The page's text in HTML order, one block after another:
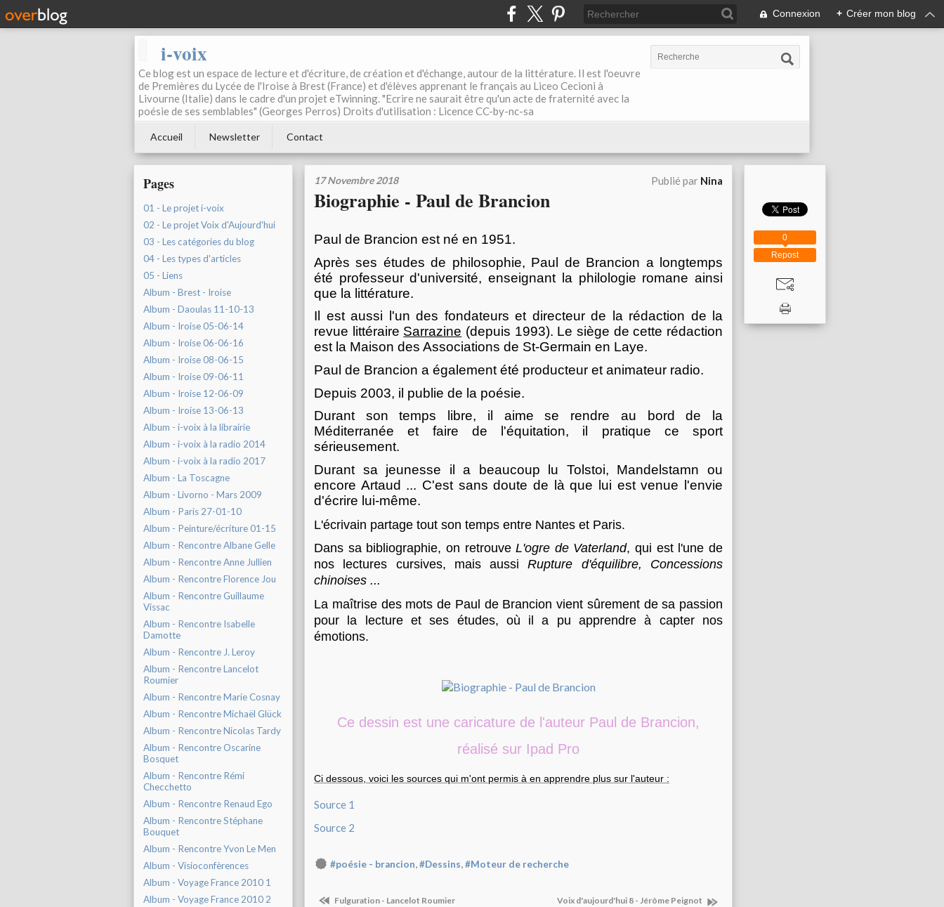
Connexion + Créer mon blog
i-voix
Ce blog est un espace de lecture et d'écriture, de création et d'échange, autour de la littérature. Il est l'oeuvre
de Premières du Lycée de l'Iroise à Brest (France) et d'élèves apprenant le français au Liceo Cecioni à
Livourne (Italie) dans le cadre d'un projet eTwinning. "Ecrire ne saurait être qu'un acte de fraternité avec la
poésie de ses semblables" (Georges Perros) Droits d'utilisation : Licence CC-by-nc-sa
Accueil Newsletter Contact
Pages
01 - Le projet i-voix
02 - Le projet Voix d'Aujourd'hui
03 - Les catégories du blog
04 - Les types d'articles
05 - Liens
Album - Brest - Iroise
Album - Daoulas 11-10-13
Album - Iroise 05-06-14
Album - Iroise 06-06-16
Album - Iroise 08-06-15
Album - Iroise 09-06-11
Album - Iroise 12-06-09
Album - Iroise 13-06-13
Album - i-voix à la librairie
Album - i-voix à la radio 2014
Album - i-voix à la radio 2017
Album - La Toscagne
Album - Livorno - Mars 2009
Album - Paris 27-01-10
Album - Peinture/écriture 01-15
Album - Rencontre Albane Gelle
Album - Rencontre Anne Jullien
Album - Rencontre Florence Jou
Album - Rencontre Guillaume
Vissac
Album - Rencontre Isabelle
Damotte
Album - Rencontre J. Leroy
Album - Rencontre Lancelot
Roumier
Album - Rencontre Marie Cosnay
Album - Rencontre Michaël Glück
Album - Rencontre Nicolas Tardy
Album - Rencontre Oscarine
Bosquet
Album - Rencontre Rémi
Checchetto
Album - Rencontre Renaud Ego
Album - Rencontre Stéphane
Bouquet
Album - Rencontre Yvon Le Men
Album - Visioconfèrences
Album - Voyage France 2010 1
Album - Voyage France 2010 2
17 Novembre 2018 Publié par Nina
Biographie - Paul de Brancion
Paul de Brancion est né en 1951.
Après ses études de philosophie, Paul de Brancion a longtemps
été professeur d'université, enseignant la philologie romane ainsi
que la littérature.
Il est aussi l'un des fondateurs et directeur de la rédaction de la
revue littéraire Sarrazine (depuis 1993). Le siège de cette rédaction
est la Maison des Associations de St-Germain en Laye.
Paul de Brancion a également été producteur et animateur radio.
Depuis 2003, il publie de la poésie.
Durant son temps libre, il aime se rendre au bord de la
Méditerranée et faire de l'équitation, il pratique ce sport
sérieusement.
Durant sa jeunesse il a beaucoup lu Tolstoi, Mandelstamn ou
encore Artaud ... C'est sans doute de là que lui est venue l'envie
d'écrire lui-même.
L'écrivain partage tout son temps entre Nantes et Paris.
Dans sa bibliographie, on retrouveL'ogre de Vaterland, qui est l'une de
nos lectures cursives, mais aussiRupture d'équilibre, Concessions
chinoises ...
La maîtrise des mots de Paul de Brancion vient sûrement de sa passion
pour la lecture et ses études, où il a pu apprendre à capter nos
émotions.
Ce dessin est une caricature de l'auteur Paul de Brancion,
réalisé sur Ipad Pro
Ci dessous, voici les sources qui m'ont permis à en apprendre plus sur l'auteur :
Source 1
Source 2
#poésie - brancion,#Dessins,#Moteur de recherche
Fulguration - Lancelot Roumier Voix d'aujourd'hui 8 - Jérôme Peignot
Repost
0